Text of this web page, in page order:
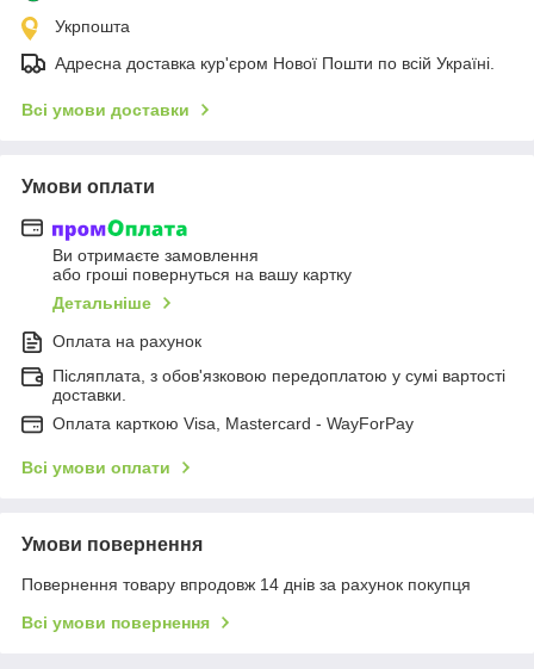
Укрпошта
Адресна доставка кур'єром Нової Пошти по всій Україні.
Всі умови доставки
Умови оплати
Ви отримаєте замовлення
або гроші повернуться на вашу картку
Детальніше
Оплата на рахунок
Післяплата, з обов'язковою передоплатою у сумі вартості
доставки.
Оплата карткою Visa, Mastercard - WayForPay
Всі умови оплати
Умови повернення
Повернення товару впродовж 14 днів за рахунок покупця
Всі умови повернення